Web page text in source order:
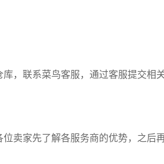
，联系菜鸟客服，通过客服提交相
卖家先了解各服务商的优势，之后